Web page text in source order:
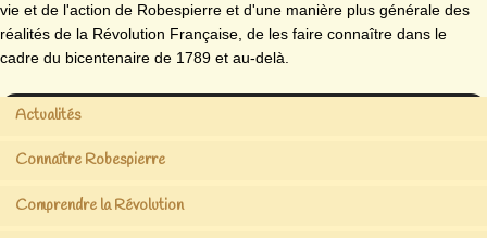
vie et de l'action de Robespierre et d'une manière plus générale des
réalités de la Révolution Française, de les faire connaître dans le
cadre du bicentenaire de 1789 et au-delà.
Actualités
Connaître Robespierre
Comprendre la Révolution